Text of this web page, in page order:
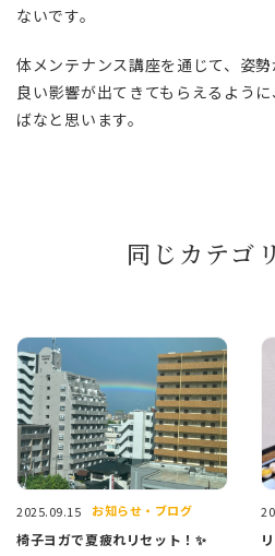
ないです。
体メンテナンス講座を通じて、姿
良い影響が出てきてもらえるよう
ばなと思います。
同じカテゴ
2025.09.15 お知らせ・ブログ
椅子ヨガで夏疲れリセット！✨